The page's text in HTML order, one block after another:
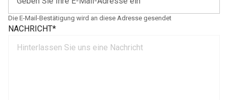
Die E-Mail-Bestätigung wird an diese Adresse gesendet
NACHRICHT*